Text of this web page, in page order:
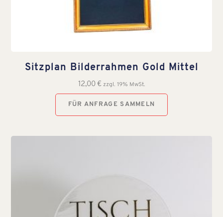
Sitzplan Bilderrahmen Gold Mittel
12,00 € zzgl. 19% MwSt.
FÜR ANFRAGE SAMMELN